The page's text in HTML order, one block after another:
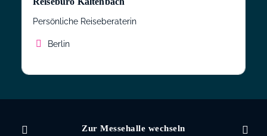
Persönliche Reiseberaterin
Berlin
HERSTELLER
Zur Messehalle wechseln